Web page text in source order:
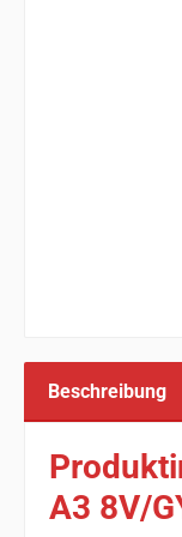
Beschreibung
A3 8V/